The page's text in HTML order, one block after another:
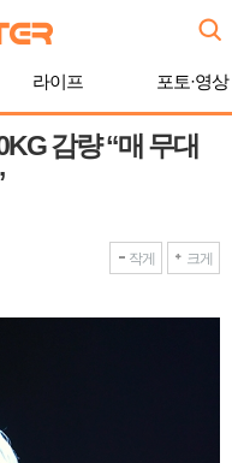
라이프 포토·영상
감량 “매 무대
작게 크게